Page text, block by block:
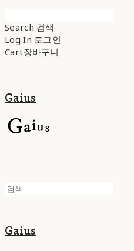
Search 검색
Log In 로그인
Cart장바구니
Gaius
Gaius